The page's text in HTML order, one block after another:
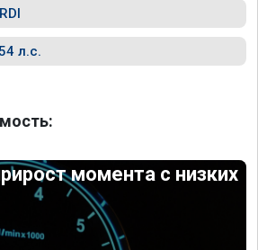
л.с.
момента с низких